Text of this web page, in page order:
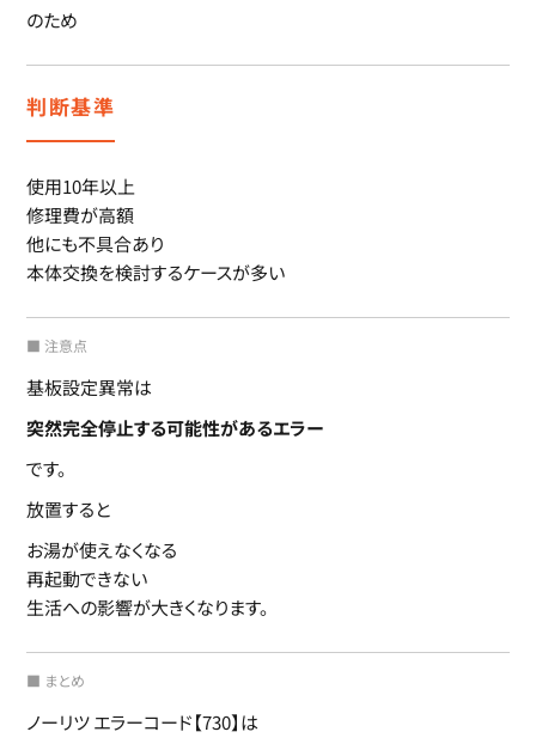
のため
判断基準
使用10年以上
修理費が高額
他にも不具合あり
本体交換を検討するケースが多い
■ 注意点
基板設定異常は
突然完全停止する可能性があるエラー
です。
放置すると
お湯が使えなくなる
再起動できない
生活への影響が大きくなります。
■ まとめ
ノーリツ エラーコード【730】は